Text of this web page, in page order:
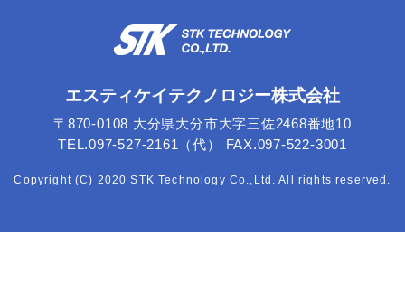
エスティケイテクノロジー株式会社
〒870-0108 大分県大分市大字三佐2468番地10
TEL.097-527-2161（代） FAX.097-522-3001
Copyright (C) 2020 STK Technology Co.,Ltd. All rights reserved.